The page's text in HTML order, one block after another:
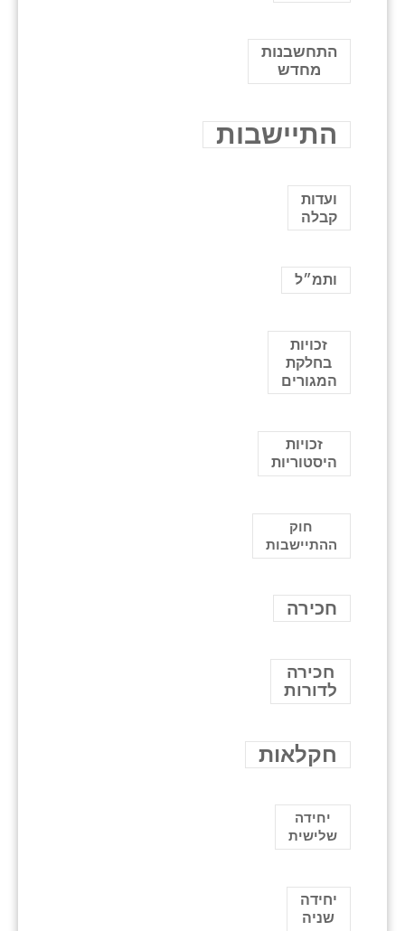
התחשבנות
מחדש
התיישבות
ועדות
קבלה
ותמ״ל
זכויות
בחלקת
המגורים
זכויות
היסטוריות
חוק
ההתיישבות
חכירה
חכירה
לדורות
חקלאות
יחידה
שלישית
יחידה
שניה